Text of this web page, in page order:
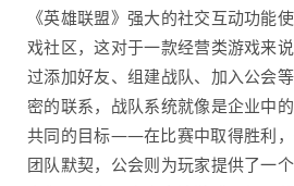
《英雄联盟》强大的社交互动功能
戏社区，这对于一款经营类游戏来
过添加好友、组建战队、加入公会
密的联系，战队系统就像是企业中
共同的目标——在比赛中取得胜利
团队默契，公会则为玩家提供了一